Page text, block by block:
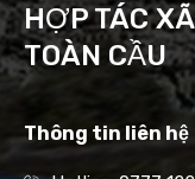
HỢP TÁC
TOÀN CẦU
Thông tin liên hệ